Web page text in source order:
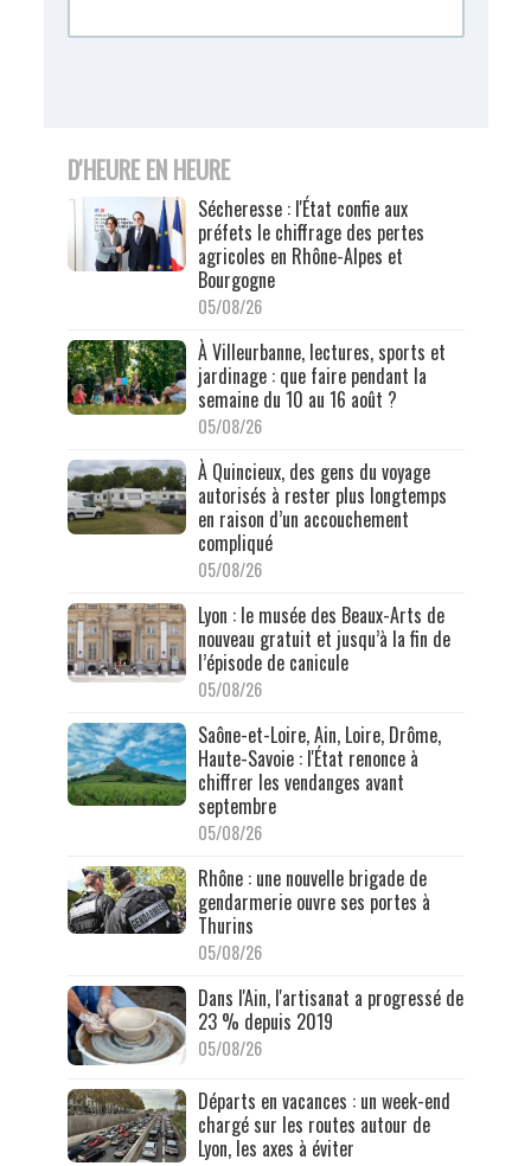
D'HEURE EN HEURE
Sécheresse : l'État confie aux
préfets le chiffrage des pertes
agricoles en Rhône-Alpes et
Bourgogne
05/08/26
À Villeurbanne, lectures, sports et
jardinage : que faire pendant la
semaine du 10 au 16 août ?
05/08/26
À Quincieux, des gens du voyage
autorisés à rester plus longtemps
en raison d’un accouchement
compliqué
05/08/26
Lyon : le musée des Beaux-Arts de
nouveau gratuit et jusqu’à la fin de
l’épisode de canicule
05/08/26
Saône-et-Loire, Ain, Loire, Drôme,
Haute-Savoie : l'État renonce à
chiffrer les vendanges avant
septembre
05/08/26
Rhône : une nouvelle brigade de
gendarmerie ouvre ses portes à
Thurins
05/08/26
Dans l'Ain, l'artisanat a progressé de
23 % depuis 2019
05/08/26
Départs en vacances : un week-end
chargé sur les routes autour de
Lyon, les axes à éviter